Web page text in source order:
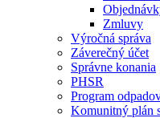
Zmluvy
Výročná správa
Záverečný účet
Správne konania
PHSR
Program
Komunitný plán